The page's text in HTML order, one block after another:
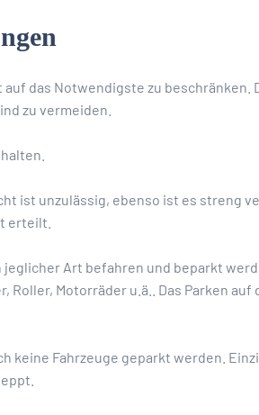
das Notwendigste zu
zu vermeiden.
ist unzulässig, ebenso ist es streng
erteilt.
Art befahren und beparkt
Roller, Motorräder u.ä.. Das Parken
keine Fahrzeuge geparkt werden.